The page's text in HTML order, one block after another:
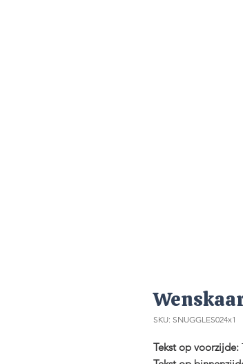
SKU: SNUGGLES024x1
Tekst op voorzijde: